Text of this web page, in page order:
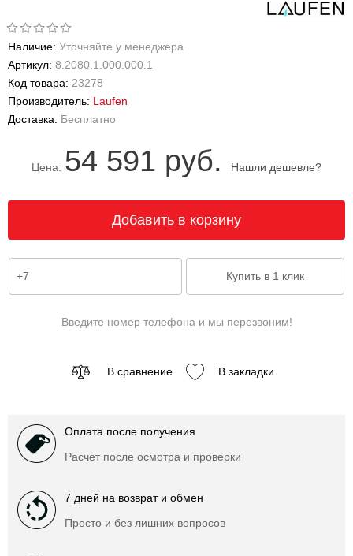
Наличие: Уточняйте у менеджера
Артикул: 8.2080.1.000.000.1
Код товара: 23278
Производитель: Laufen
Доставка: Бесплатно
Цена: 54 591 руб. Нашли дешевле?
Введите номер телефона и мы перезвоним!
В сравнение В закладки
Оплата после получения
Расчет после осмотра и проверки
7 дней на возврат и обмен
Просто и без лишних вопросов